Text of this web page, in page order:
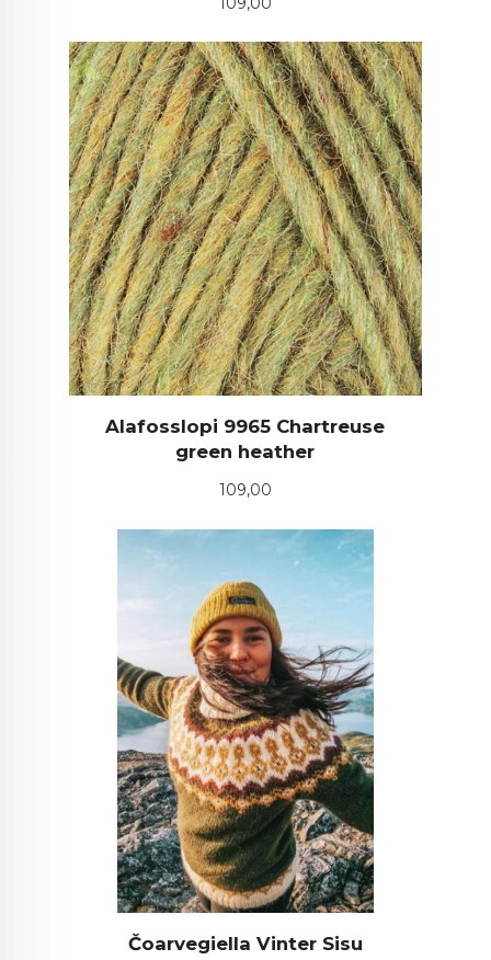
Alafosslopi 9965 Chartreuse
green heather
Pris
109,00
Čoarvegiella Vinter Sisu